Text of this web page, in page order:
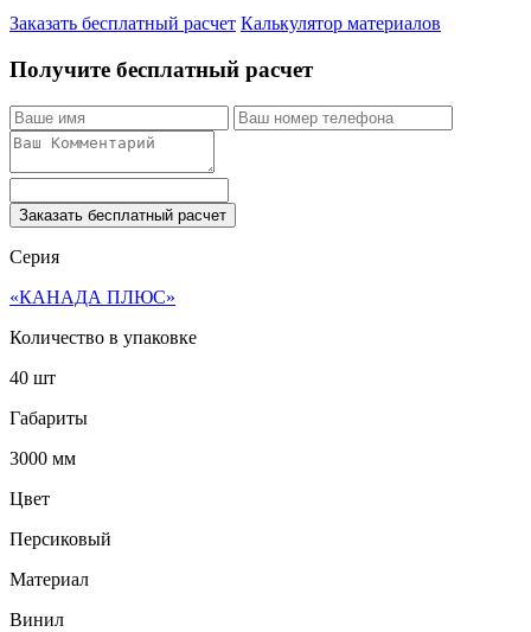
Заказать бесплатный расчет Калькулятор материалов
Получите бесплатный расчет
Заказать бесплатный расчет
Серия
«КАНАДА ПЛЮС»
Количество в упаковке
40 шт
Габариты
3000 мм
Цвет
Персиковый
Материал
Винил